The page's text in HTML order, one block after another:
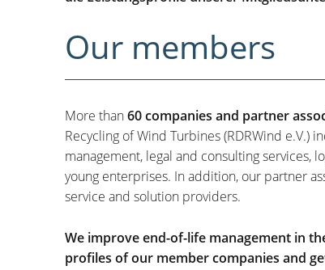
Our members
More than60 companies and partner
Recycling of Wind Turbines (RDRWind
management, legal and consulting services,
young enterprises. In addition, our partner
service and solution providers.
We improve end-of-life management in
profiles of our member companies and